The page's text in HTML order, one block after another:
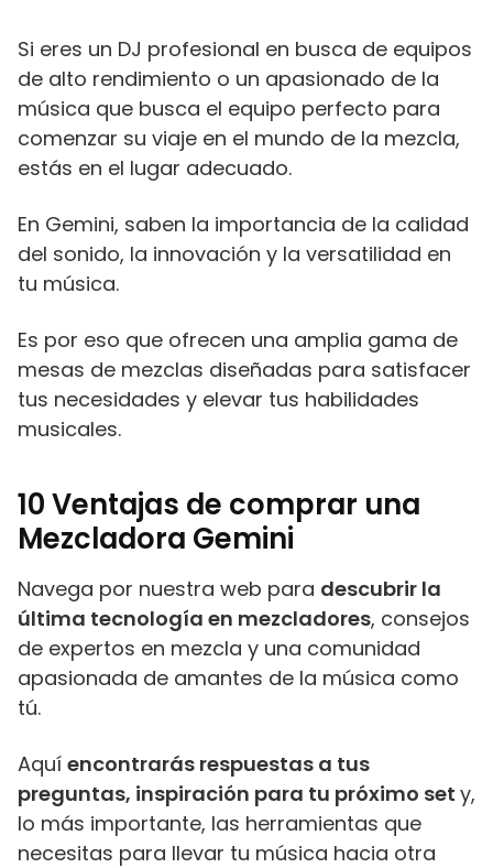
Si eres un DJ profesional en busca de equipos
de alto rendimiento o un apasionado de la
música que busca el equipo perfecto para
comenzar su viaje en el mundo de la mezcla,
estás en el lugar adecuado.
En Gemini, saben la importancia de la calidad
del sonido, la innovación y la versatilidad en
tu música.
Es por eso que ofrecen una amplia gama de
mesas de mezclas diseñadas para satisfacer
tus necesidades y elevar tus habilidades
musicales.
10 Ventajas de comprar una
Mezcladora Gemini
Navega por nuestra web para descubrir la
última tecnología en mezcladores, consejos
de expertos en mezcla y una comunidad
apasionada de amantes de la música como
tú.
Aquí encontrarás respuestas a tus
preguntas, inspiración para tu próximo set y,
lo más importante, las herramientas que
necesitas para llevar tu música hacia otra